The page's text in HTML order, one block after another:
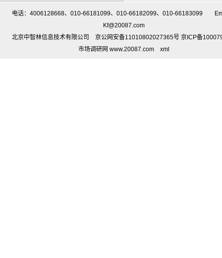
电话：4006128668、010-66181099、010-66182099、010-66183099
Kf@20087.com
北京中智林信息技术有限公司 京公网安备11010802027365号 京ICP备
市场调研网 www.20087.com
xml